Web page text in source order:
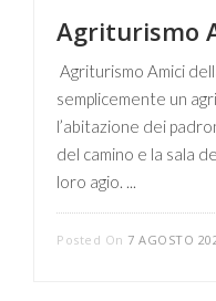
Agriturismo
Agriturismo Amici
semplicemente un
l’abitazione dei
del camino e la sala
loro agio. ...
Posted On 7 AGOSTO